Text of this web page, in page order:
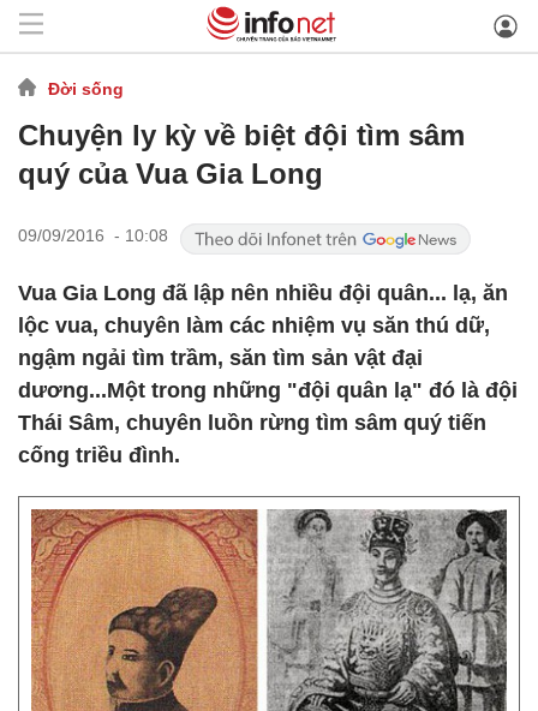
Đời sống
Chuyện ly kỳ về biệt đội tìm sâm
quý của Vua Gia Long
09/09/2016 - 10:08
Vua Gia Long đã lập nên nhiều đội quân... lạ, ăn
lộc vua, chuyên làm các nhiệm vụ săn thú dữ,
ngậm ngải tìm trầm, săn tìm sản vật đại
dương...Một trong những "đội quân lạ" đó là đội
Thái Sâm, chuyên luồn rừng tìm sâm quý tiến
cống triều đình.